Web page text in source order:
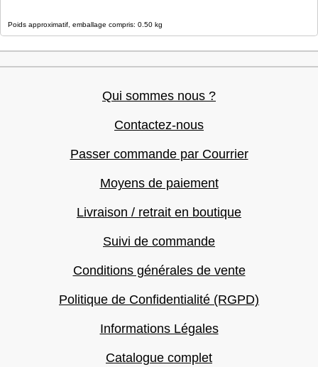
Poids approximatif, emballage compris: 0.50 kg
Qui sommes nous ?
Contactez-nous
Passer commande par Courrier
Moyens de paiement
Livraison / retrait en boutique
Suivi de commande
Conditions générales de vente
Politique de Confidentialité (RGPD)
Informations Légales
Catalogue complet